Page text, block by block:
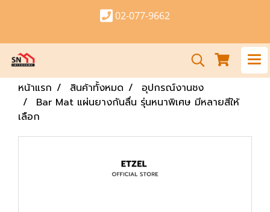
02-077-9662
หน้าแรก สินค้าทั้งหมด
อุปกรณ์งานชง
Bar Mat แผ่นยางกันลื่น รุ่นหนาพิเศษ มีหลายสีให้
เลือก